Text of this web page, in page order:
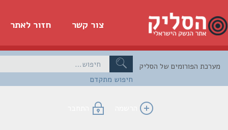
חזור לאתר צור קשר
חיפוש מתקדם
הפורומים של הסליק
הרשמה התחבר